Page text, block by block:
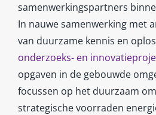
samenwerkingspartners
In nauwe samenwerking met
van duurzame kennis en
onderzoeks- en
opgaven in de gebouwde
focussen op het duurzaam
strategische voorraden